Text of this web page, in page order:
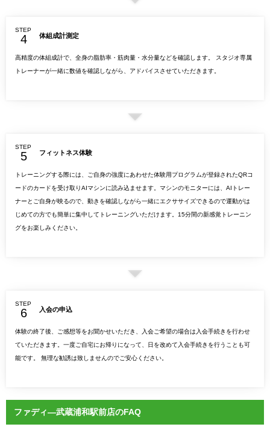
STEP
体組成計測定
高精度の体組成計で、全身の脂肪率・筋肉量・水分量などを確認します。 スタジオ専属
トレーナーが一緒に数値を確認しながら、アドバイスさせていただきます。
STEP
フィットネス体験
トレーニングする際には、ご自身の強度にあわせた体験用プログラムが登録されたQRコ
ードのカードを受け取りAIマシンに読み込ませます。マシンのモニターには、AIトレー
ナーとご自身が映るので、動きを確認しながら一緒にエクササイズできるので運動がは
じめての方でも簡単に集中してトレーニングいただけます。15分間の新感覚トレーニン
グをお楽しみください。
STEP
入会の申込
体験の終了後、ご感想等をお聞かせいただき、入会ご希望の場合は入会手続きを行わせ
ていただきます。一度ご自宅にお帰りになって、日を改めて入会手続きを行うことも可
能です。 無理な勧誘は致しませんのでご安心ください。
ファディ―武蔵浦和駅前店のFAQ